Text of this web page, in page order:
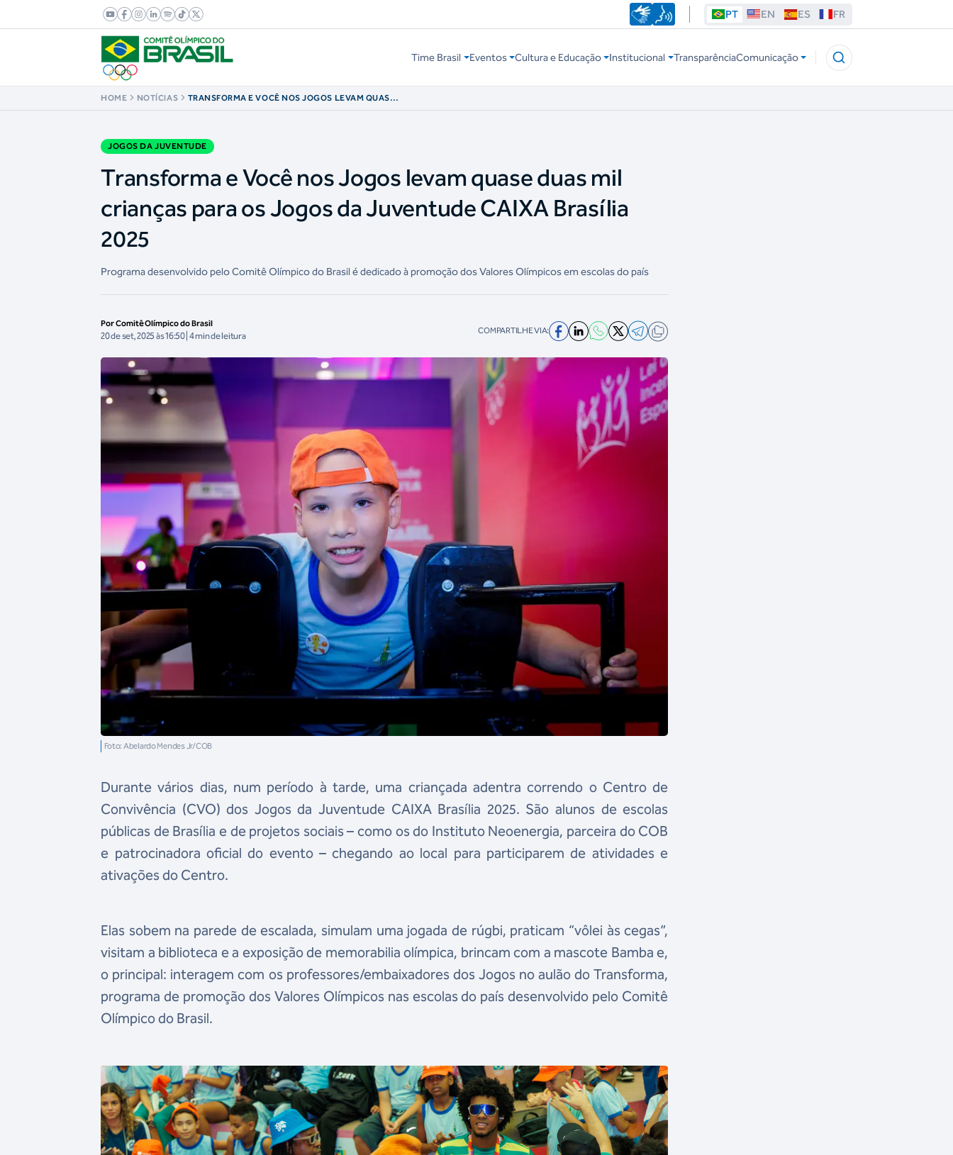
PT EN ES FR
Time Brasil Eventos Cultura e Educação Institucional TransparênciaComunicação
HOME NOTÍCIAS
TRANSFORMA E VOCÊ NOS JOGOS LEVAM QUASE
JOGOS DA JUVENTUDE
Transforma e Você nos Jogos levam quase duas mil
crianças para os Jogos da Juventude CAIXA Brasília
2025
Programa desenvolvido pelo Comitê Olímpico do Brasil é dedicado à promoção dos Valores Olímpicos em escolas do país
Por Comitê Olímpico do Brasil
20 de set, 2025 às 16:50 | 4 min de leitura COMPARTILHE VIA:
Foto: Abelardo Mendes Jr/COB
Durante vários dias, num período à tarde, uma criançada adentra correndo o Centro de
Convivência (CVO) dos Jogos da Juventude CAIXA Brasília 2025. São alunos de escolas
públicas de Brasília e de projetos sociais – como os do Instituto Neoenergia, parceira do COB
e patrocinadora oficial do evento – chegando ao local para participarem de atividades e
ativações do Centro.
Elas sobem na parede de escalada, simulam uma jogada de rúgbi, praticam “vôlei às cegas”,
visitam a biblioteca e a exposição de memorabilia olímpica, brincam com a mascote Bamba e,
o principal: interagem com os professores/embaixadores dos Jogos no aulão do Transforma,
programa de promoção dos Valores Olímpicos nas escolas do país desenvolvido pelo Comitê
Olímpico do Brasil.